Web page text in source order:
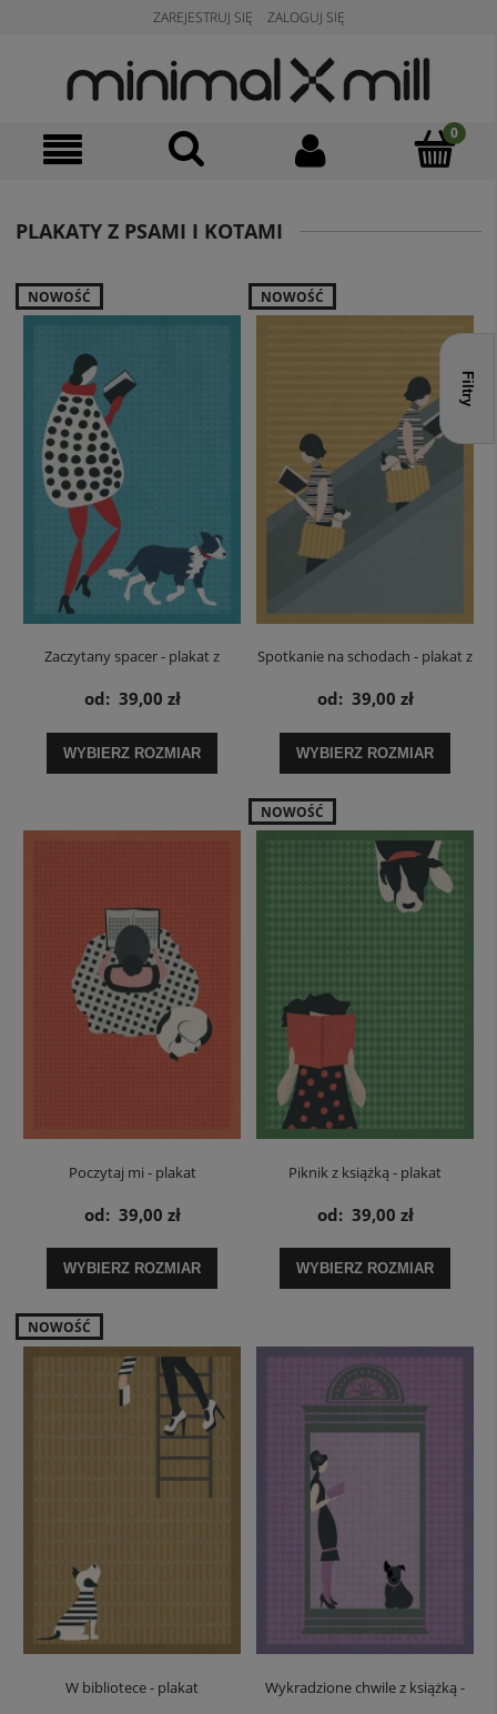
ZAREJESTRUJ SIĘ ZALOGUJ SIĘ
Filtry
PLAKATY Z PSAMI I KOTAMI
Zaczytany spacer - plakat z
książką
od: 39,00 zł
WYBIERZ ROZMIAR
NOWOŚĆ
Spotkanie na schodach - plakat z
książką
od: 39,00 zł
WYBIERZ ROZMIAR
NOWOŚĆ
Poczytaj mi - plakat
od: 39,00 zł
WYBIERZ ROZMIAR
Piknik z książką - plakat
od: 39,00 zł
WYBIERZ ROZMIAR
NOWOŚĆ
W bibliotece - plakat
NOWOŚĆ
Wykradzione chwile z książką -